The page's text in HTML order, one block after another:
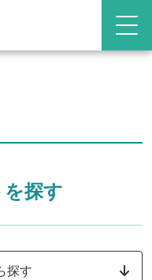
探す
探す